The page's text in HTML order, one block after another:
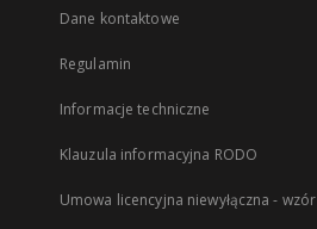
Dane kontaktowe
Regulamin
Informacje techniczne
Klauzula informacyjna RODO
Umowa licencyjna niewyłączna - wzór